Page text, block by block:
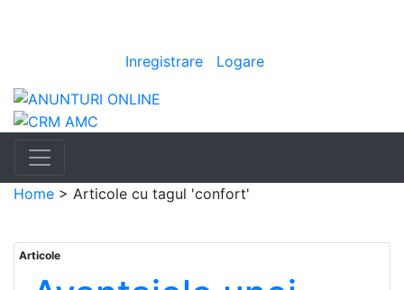
Inregistrare Logare
Home > Articole cu tagul 'confort'
Articole